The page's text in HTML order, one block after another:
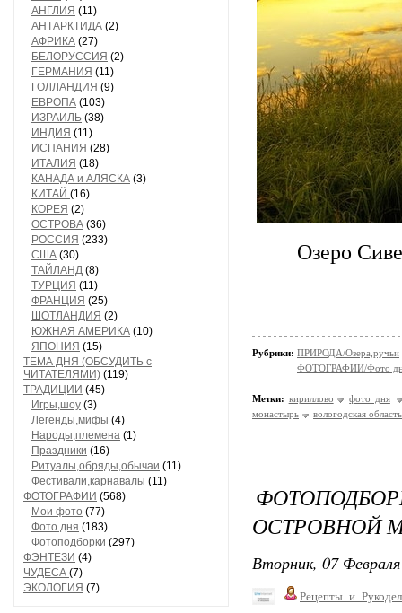
АНГЛИЯ (11)
АНТАРКТИДА (2)
АФРИКА (27)
БЕЛОРУССИЯ (2)
ГЕРМАНИЯ (11)
ГОЛЛАНДИЯ (9)
ЕВРОПА (103)
ИЗРАИЛЬ (38)
ИНДИЯ (11)
ИСПАНИЯ (28)
ИТАЛИЯ (18)
КАНАДА и АЛЯСКА (3)
КИТАЙ (16)
КОРЕЯ (2)
ОСТРОВА (36)
РОССИЯ (233)
США (30)
ТАЙЛАНД (8)
ТУРЦИЯ (11)
ФРАНЦИЯ (25)
ШОТЛАНДИЯ (2)
ЮЖНАЯ АМЕРИКА (10)
ЯПОНИЯ (15)
ТЕМА ДНЯ (ОБСУДИТЬ с
ЧИТАТЕЛЯМИ) (119)
ТРАДИЦИИ (45)
Игры,шоу (3)
Легенды,мифы (4)
Народы,племена (1)
Праздники (16)
Ритуалы,обряды,обычаи (11)
Фестивали,карнавалы (11)
ФОТОГРАФИИ (568)
Мои фото (77)
Фото дня (183)
Фотоподборки (297)
ФЭНТЕЗИ (4)
ЧУДЕСА (7)
ЭКОЛОГИЯ (7)
Озеро
Рубрики: ПРИРОДА/Озера,ручьи
ФОТОГРАФИИ/Фото
Метки: кириллово
фото дня
монастырь
вологодская область
ОСТРОВНОЙ
Вторник, 07